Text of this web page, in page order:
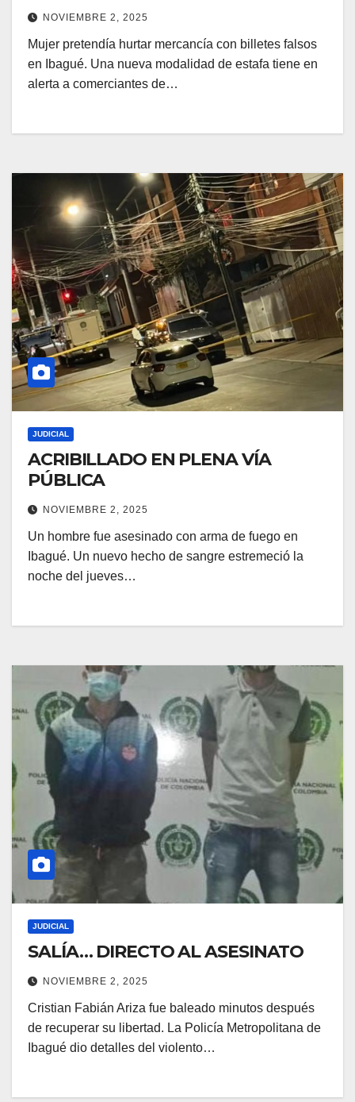
NOVIEMBRE 2, 2025
Mujer pretendía hurtar mercancía con billetes falsos
en Ibagué. Una nueva modalidad de estafa tiene en
alerta a comerciantes de…
JUDICIAL
ACRIBILLADO EN PLENA VÍA
PÚBLICA
NOVIEMBRE 2, 2025
Un hombre fue asesinado con arma de fuego en
Ibagué. Un nuevo hecho de sangre estremeció la
noche del jueves…
JUDICIAL
SALÍA… DIRECTO AL ASESINATO
NOVIEMBRE 2, 2025
Cristian Fabián Ariza fue baleado minutos después
de recuperar su libertad. La Policía Metropolitana de
Ibagué dio detalles del violento…